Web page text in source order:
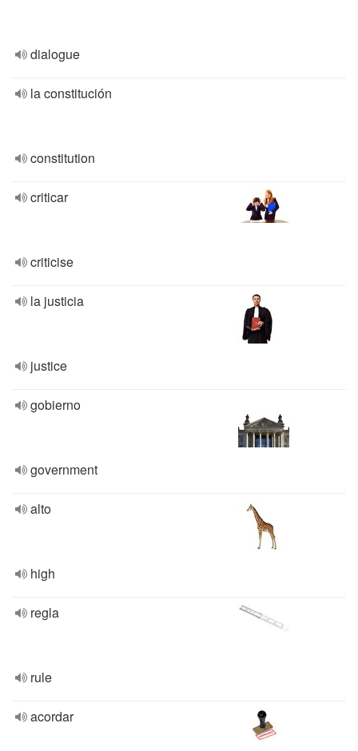
dialogue
la constitución
constitution
criticar
criticise
la justicia
justice
gobierno
government
alto
high
regla
rule
acordar